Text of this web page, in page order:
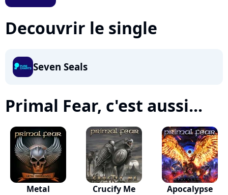
Decouvrir le single
Seven Seals
Primal Fear, c'est aussi...
Metal
Crucify Me
Apocalypse